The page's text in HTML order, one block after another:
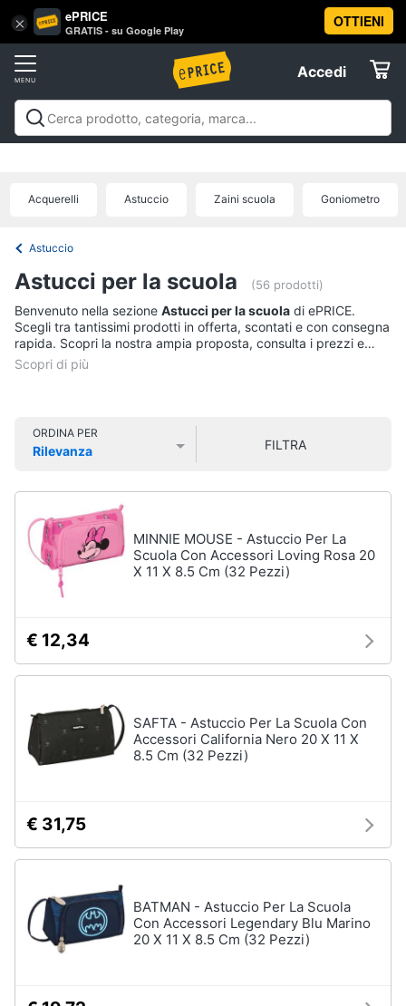
× ePRICE
GRATIS - su Google Play
OTTIENI
Accedi
Accedi
Registrati
Offerte
Tv
e
Home
Cinema
home
Audio
e
musica
Arredo
Brico
e
Giardinaggio
e
igiene
Beauty
Giocattoli
Vai
al
Acquerelli Astuccio Zaini scuola Goniometro
Astuccio
Astucci per la scuola (56 prodotti)
Benvenuto nella sezione Astucci per la scuola di ePRICE.
Scegli tra tantissimi prodotti in offerta, scontati e con consegna
rapida. Scopri la nostra ampia proposta, consulta i prezzi e
acquista comodamente online.
ORDINA PER
Rilevanza
FILTRA
MINNIE MOUSE - Astuccio Per La
Scuola Con Accessori Loving Rosa 20
X 11 X 8.5 Cm (32 Pezzi)
€ 12,34
SAFTA - Astuccio Per La Scuola Con
Accessori California Nero 20 X 11 X
8.5 Cm (32 Pezzi)
€ 31,75
BATMAN - Astuccio Per La Scuola
Con Accessori Legendary Blu Marino
20 X 11 X 8.5 Cm (32 Pezzi)